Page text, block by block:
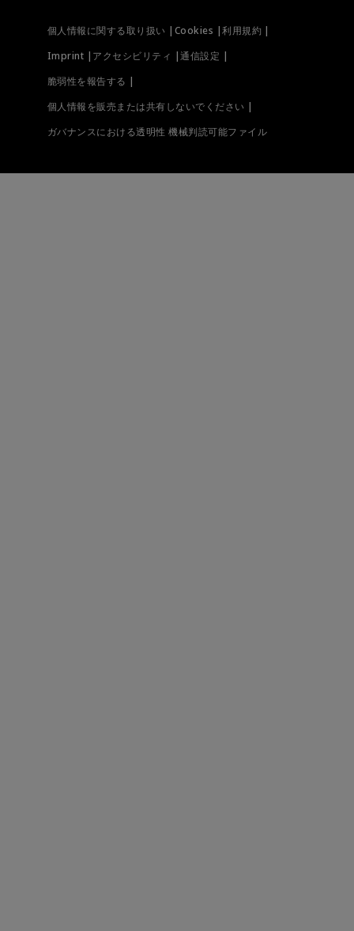
個人情報に関する取り扱い | Cookies |利用規約 |
Imprint | アクセシビリティ |通信設定 |
脆弱性を報告する |
個人情報を販売または共有しないでください |
ガバナンスにおける透明性 機械判読可能ファイル